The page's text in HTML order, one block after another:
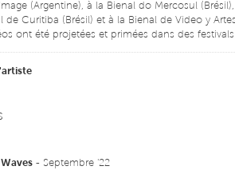
(Argentine), à la Bienal do Mercosul
de Curitiba (Brésil) et à la Bienal de Video y
ont été projetées et primées dans des
œuvres font partie de collections privées et
- Septembre '22